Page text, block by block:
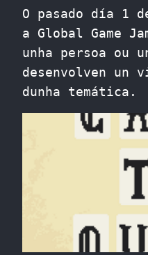
O pasado día 1
a Global Game
unha persoa ou
desenvolven un
dunha temática.